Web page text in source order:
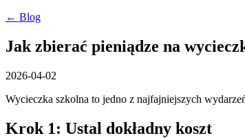
← Blog
Jak zbierać pieniądze na
2026-04-02
Wycieczka szkolna to jedno z najfajniejszych
Krok 1: Ustal dokładny koszt